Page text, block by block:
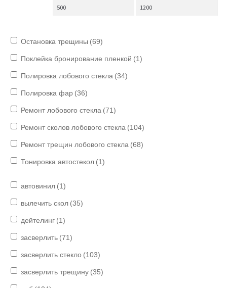
Остановка трещины (69)
Поклейка бронирование пленкой (1)
Полировка лобового стекла (34)
Полировка фар (36)
Ремонт лобового стекла (71)
Ремонт сколов лобового стекла (104)
Ремонт трещин лобового стекла (68)
Тонировка автостекол (1)
автовинил (1)
вылечить скол (35)
дейтелинг (1)
засверлить (71)
засверлить стекло (103)
засверлить трещину (35)